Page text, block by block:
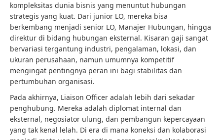
kompleksitas dunia bisnis yang menuntut hubungan
strategis yang kuat. Dari junior LO, mereka bisa
berkembang menjadi senior LO, Manajer Hubungan, hingga
direktur di bidang hubungan eksternal. Kisaran gaji sangat
bervariasi tergantung industri, pengalaman, lokasi, dan
ukuran perusahaan, namun umumnya kompetitif
mengingat pentingnya peran ini bagi stabilitas dan
pertumbuhan organisasi.
Pada akhirnya, Liaison Officer adalah lebih dari sekadar
penghubung. Mereka adalah diplomat internal dan
eksternal, negosiator ulung, dan pembangun kepercayaan
yang tak kenal lelah. Di era di mana koneksi dan kolaborasi